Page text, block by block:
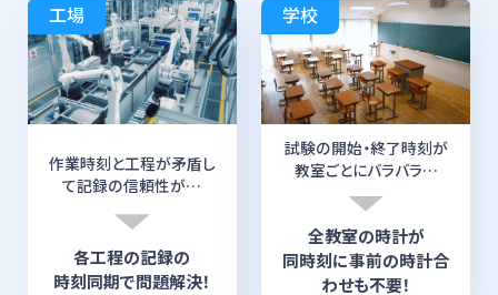
工場
作業時刻と工程が矛盾し
て記録の信頼性が…
各工程の記録の
時刻同期で問題解決！
学校
試験の開始・終了時刻が
教室ごとにバラバラ…
全教室の時計が
同時刻に事前の時計合
わせも不要！